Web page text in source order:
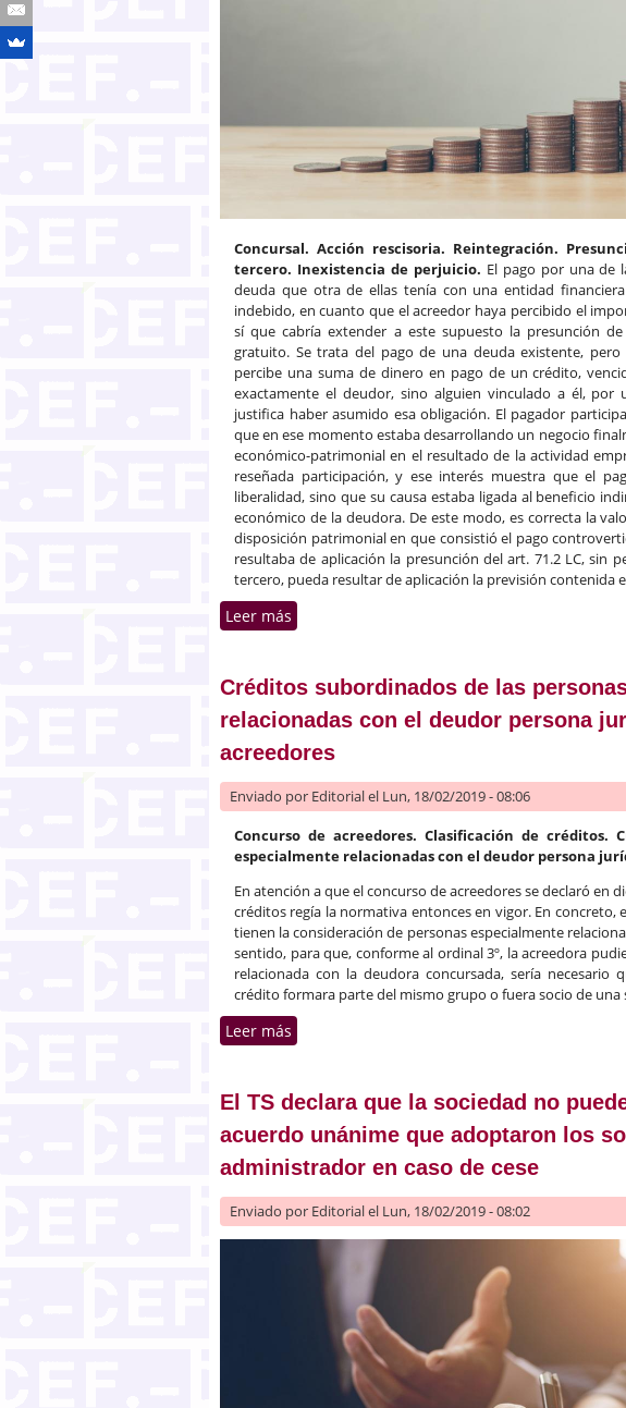
Concursal. Acción rescisoria. Reintegración.
tercero. Inexistencia de perjuicio. El pago por una de
deuda que otra de ellas tenía con una entidad
indebido, en cuanto que el acreedor haya percibido el
sí que cabría extender a este supuesto la presunción
gratuito. Se trata del pago de una deuda existente, pero
percibe una suma de dinero en pago de un crédito,
exactamente el deudor, sino alguien vinculado a él,
justifica haber asumido esa obligación. El pagador
que en ese momento estaba desarrollando un negocio
económico-patrimonial en el resultado de la actividad
reseñada participación, y ese interés muestra que el
liberalidad, sino que su causa estaba ligada al beneficio
económico de la deudora. De este modo, es correcta la
disposición patrimonial en que consistió el pago
resultaba de aplicación la presunción del art. 71.2 LC, sin
tercero, pueda resultar de aplicación la previsión contenida
Leer más
Créditos subordinados de las
relacionadas con el deudor persona
acreedores
Enviado por Editorialel Lun, 18/02/2019 - 08:06
Concurso de acreedores. Clasificación de créditos.
especialmente relacionadas con el deudor persona
En atención a que el concurso de acreedores se declaró en
créditos regía la normativa entonces en vigor. En concreto,
tienen la consideración de personas especialmente
sentido, para que, conforme al ordinal 3º, la acreedora
relacionada con la deudora concursada, sería
crédito formara parte del mismo grupo o fuera socio de una
Leer más
El TS declara que la sociedad no
acuerdo unánime que adoptaron los
administrador en caso de cese
Enviado por Editorialel Lun, 18/02/2019 - 08:02